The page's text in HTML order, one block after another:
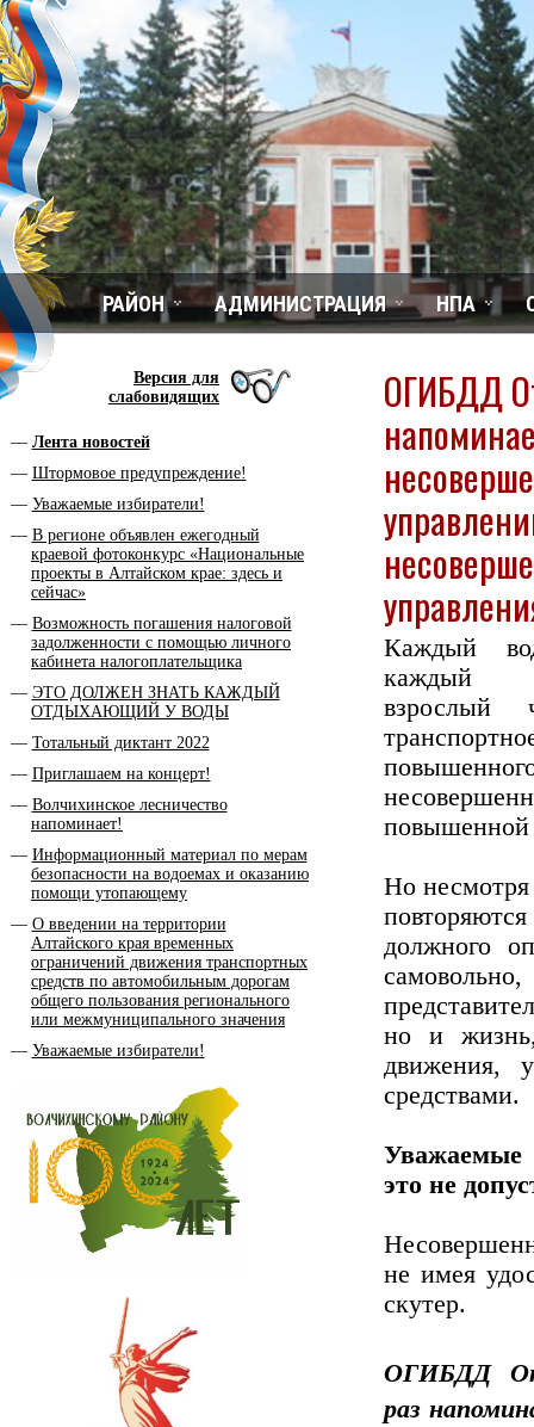
РАЙОН АДМИНИСТРАЦИЯ НПА
Версия для
слабовидящих
Лента новостей
Штормовое предупреждение!
Уважаемые избиратели!
В регионе объявлен ежегодный
краевой фотоконкурс «Национальные
проекты в Алтайском крае: здесь и
сейчас»
Возможность погашения налоговой
задолженности с помощью личного
кабинета налогоплательщика
ЭТО ДОЛЖЕН ЗНАТЬ КАЖДЫЙ
ОТДЫХАЮЩИЙ У ВОДЫ
Тотальный диктант 2022
Приглашаем на концерт!
Волчихинское лесничество
напоминает!
Информационный материал по мерам
безопасности на водоемах и оказанию
помощи утопающему
О введении на территории
Алтайского края временных
ограничений движения транспортных
средств по автомобильным дорогам
общего пользования регионального
или межмуниципального значения
Уважаемые избиратели!
ОГИБДД
Каждый
каждый
взрослый
повышенной
Но несмотря
должного
но и жизнь,
движения,
средствами.
это не
не имея
скутер.
ОГИБДД
раз